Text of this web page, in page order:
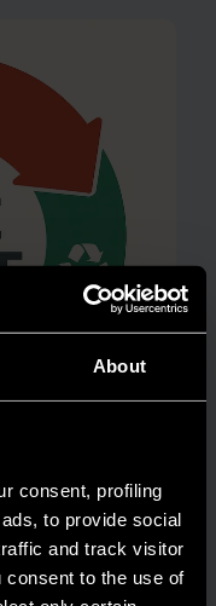
About
consent, profiling
to provide social
and track visitor
to the use of
la tua